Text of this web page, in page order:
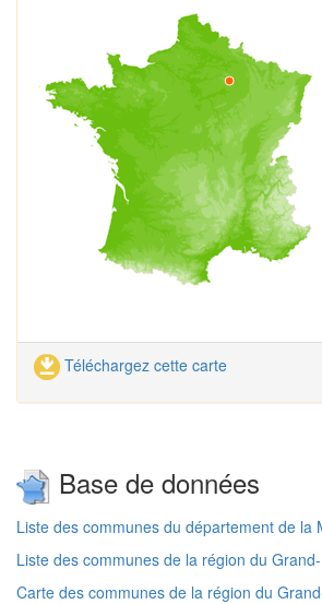
Téléchargez cette carte
Base de données
Liste des communes du département de la
Liste des communes de la région du
Carte des communes de la région du